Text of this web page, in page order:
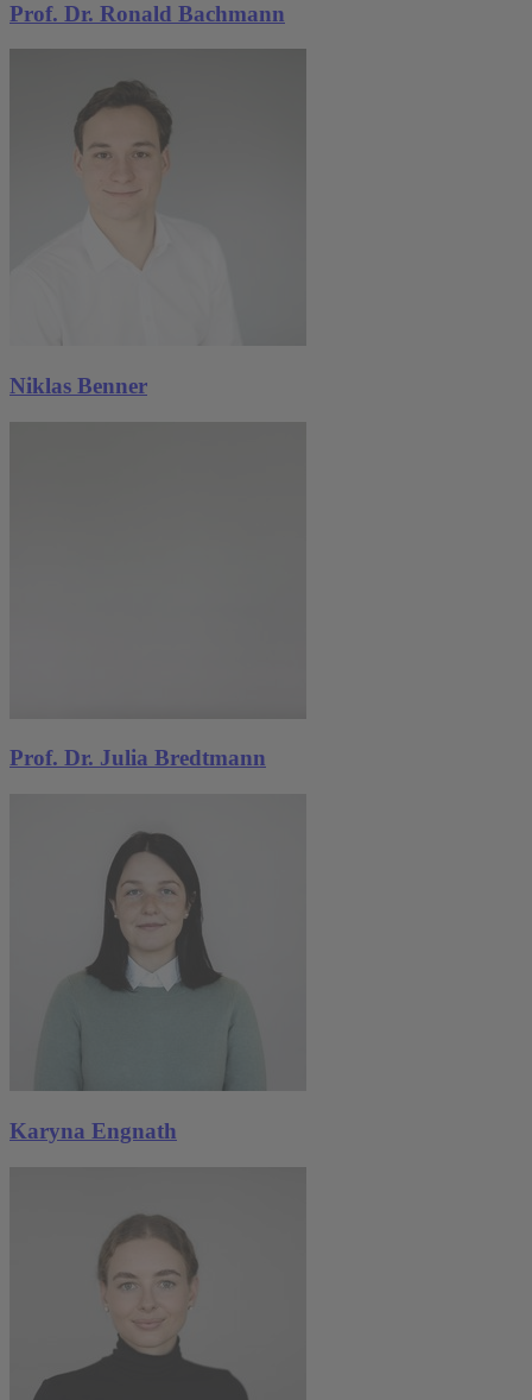
Prof. Dr. Ronald Bachmann
Niklas Benner
Prof. Dr. Julia Bredtmann
Karyna Engnath